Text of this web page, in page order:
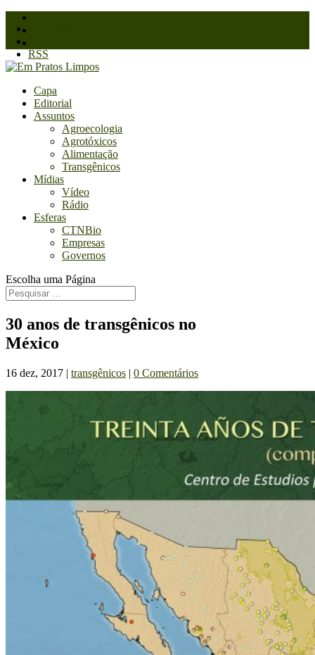
RSS
Capa
Editorial
Assuntos
Agroecologia
Agrotóxicos
Alimentação
Transgênicos
Mídias
Vídeo
Rádio
Esferas
CTNBio
Empresas
Governos
Escolha uma Página
30 anos de transgênicos no
México
16 dez, 2017 | transgênicos | 0 Comentários